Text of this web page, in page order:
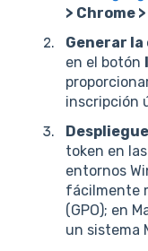
> Chrome
Generar
en el botón
inscripción
token en
entornos
fácilmente
(GPO); en
un sistema